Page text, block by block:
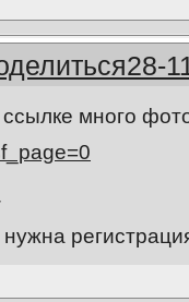
28-
ссылке много
нужна